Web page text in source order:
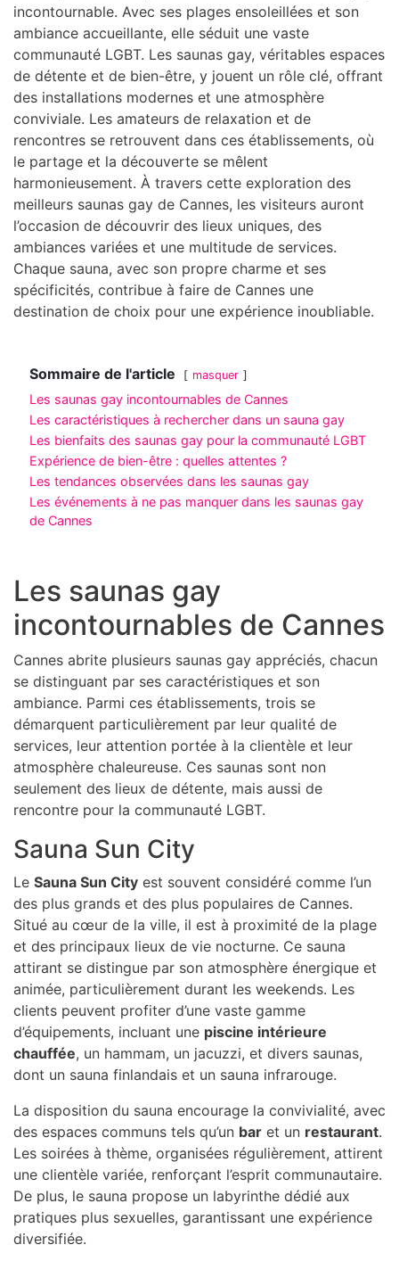
incontournable. Avec ses plages ensoleillées et son
ambiance accueillante, elle séduit une vaste
communauté LGBT. Les saunas gay, véritables espaces
de détente et de bien-être, y jouent un rôle clé, offrant
des installations modernes et une atmosphère
conviviale. Les amateurs de relaxation et de
rencontres se retrouvent dans ces établissements, où
le partage et la découverte se mêlent
harmonieusement. À travers cette exploration des
meilleurs saunas gay de Cannes, les visiteurs auront
l’occasion de découvrir des lieux uniques, des
ambiances variées et une multitude de services.
Chaque sauna, avec son propre charme et ses
spécificités, contribue à faire de Cannes une
destination de choix pour une expérience inoubliable.
Sommaire de l'article masquer
Les saunas gay incontournables de Cannes
Les caractéristiques à rechercher dans un sauna gay
Les bienfaits des saunas gay pour la communauté LGBT
Expérience de bien-être : quelles attentes ?
Les tendances observées dans les saunas gay
Les événements à ne pas manquer dans les saunas gay
de Cannes
Les saunas gay
incontournables de Cannes
Cannes abrite plusieurs saunas gay appréciés, chacun
se distinguant par ses caractéristiques et son
ambiance. Parmi ces établissements, trois se
démarquent particulièrement par leur qualité de
services, leur attention portée à la clientèle et leur
atmosphère chaleureuse. Ces saunas sont non
seulement des lieux de détente, mais aussi de
rencontre pour la communauté LGBT.
Sauna Sun City
Le Sauna Sun City est souvent considéré comme l’un
des plus grands et des plus populaires de Cannes.
Situé au cœur de la ville, il est à proximité de la plage
et des principaux lieux de vie nocturne. Ce sauna
attirant se distingue par son atmosphère énergique et
animée, particulièrement durant les weekends. Les
clients peuvent profiter d’une vaste gamme
d’équipements, incluant une piscine intérieure
chauffée, un hammam, un jacuzzi, et divers saunas,
dont un sauna finlandais et un sauna infrarouge.
La disposition du sauna encourage la convivialité, avec
des espaces communs tels qu’un bar et un restaurant.
Les soirées à thème, organisées régulièrement, attirent
une clientèle variée, renforçant l’esprit communautaire.
De plus, le sauna propose un labyrinthe dédié aux
pratiques plus sexuelles, garantissant une expérience
diversifiée.